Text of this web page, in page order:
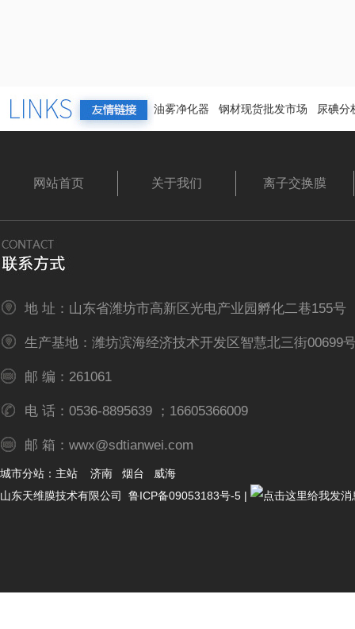
油雾净化器 钢材现货批发市场 尿碘分
网站首页 关于我们 离子交换膜
地 址：山东省潍坊市高新区光电产业园孵化二巷155号
生产基地：潍坊滨海经济技术开发区智慧北三街00699
邮 编：261061
电 话：0536-8895639 ；16605366009
邮 箱：wwx@sdtianwei.com
城市分站： 主站 济南 烟台
威海
山东天维膜技术有限公司
鲁ICP备09053183号-5 |